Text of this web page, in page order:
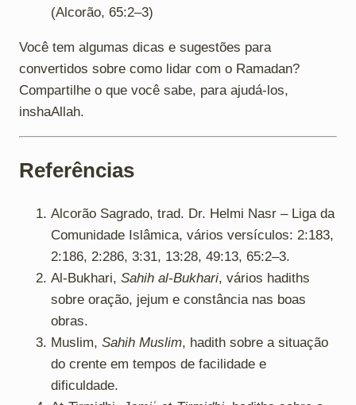
(Alcorão, 65:2–3)
Você tem algumas dicas e sugestões para
convertidos sobre como lidar com o Ramadan?
Compartilhe o que você sabe, para ajudá-los,
inshaAllah.
Referências
Alcorão Sagrado, trad. Dr. Helmi Nasr – Liga da
Comunidade Islâmica, vários versículos: 2:183,
2:186, 2:286, 3:31, 13:28, 49:13, 65:2–3.
Al-Bukhari, Sahih al-Bukhari, vários hadiths
sobre oração, jejum e constância nas boas
obras.
Muslim, Sahih Muslim, hadith sobre a situação
do crente em tempos de facilidade e
dificuldade.